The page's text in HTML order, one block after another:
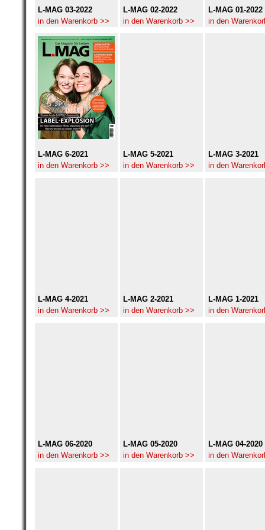
L-MAG 03-2022
in den Warenkorb >>
L-MAG 02-2022
in den Warenkorb >>
L-MAG 01-2022
in den
L-MAG 6-2021
in den Warenkorb >>
L-MAG 5-2021
in den Warenkorb >>
L-MAG 3-2021
in den
L-MAG 4-2021
in den Warenkorb >>
L-MAG 2-2021
in den Warenkorb >>
L-MAG 1-2021
in den
L-MAG 06-2020
in den Warenkorb >>
L-MAG 05-2020
in den Warenkorb >>
L-MAG 04-2020
in den